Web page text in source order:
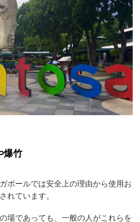
爆竹
ポールでは安全上の理由から使用お
れています。
場であっても、一般の人がこれらを